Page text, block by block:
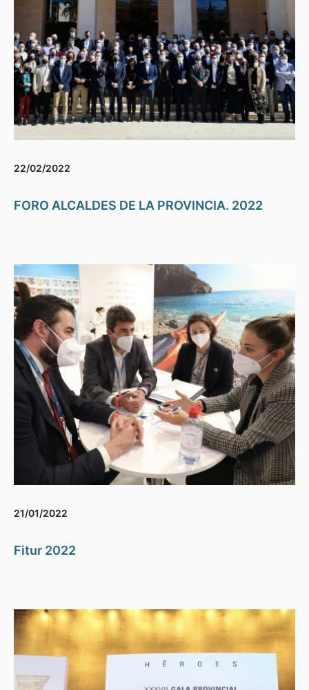
22/02/2022
FORO ALCALDES DE LA PROVINCIA. 2022
21/01/2022
Fitur 2022